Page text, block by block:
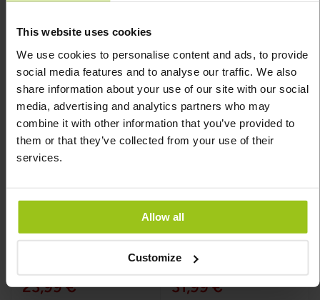
This website uses cookies
We use cookies to personalise content and ads, to provide
social media features and to analyse our traffic. We also
share information about your use of our site with our social
media, advertising and analytics partners who may
combine it with other information that you’ve provided to
them or that they’ve collected from your use of their
services.
Allow all
Customize
Kids One Daily
Multivitamínico
100%
23,99 €
Men's 55+
31,99 €